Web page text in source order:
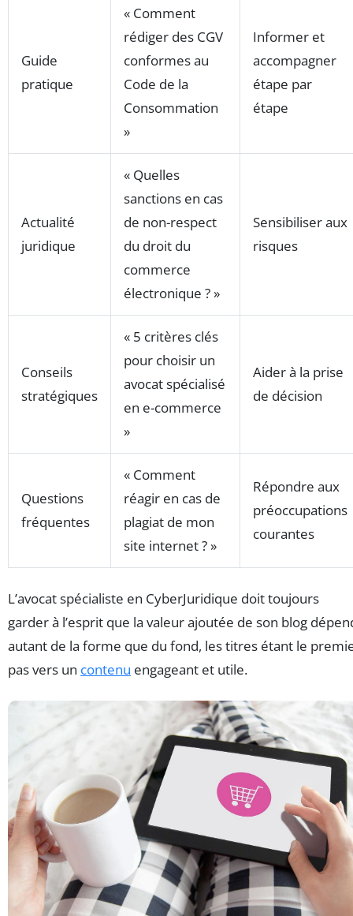
Guide
pratique
« Comment
rédiger des CGV
conformes au
Code de la
Consommation
»
Informer et
accompagner
étape par
étape
Actualité
juridique
« Quelles
sanctions en cas
de non-respect
du droit du
commerce
électronique ? »
Sensibiliser aux
risques
Conseils
stratégiques
« 5 critères clés
pour choisir un
avocat spécialisé
en e-commerce
»
Aider à la prise
de décision
Questions
fréquentes
« Comment
réagir en cas de
plagiat de mon
site internet ? »
Répondre aux
préoccupations
courantes
L’avocat spécialiste en CyberJuridique doit toujours
garder à l’esprit que la valeur ajoutée de son blog
autant de la forme que du fond, les titres étant le
pas vers un contenu engageant et utile.